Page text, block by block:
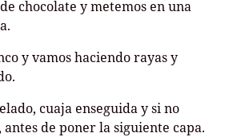
chocolate y metemos en una
y vamos haciendo rayas y
cuaja enseguida y si no
de poner la siguiente capa.